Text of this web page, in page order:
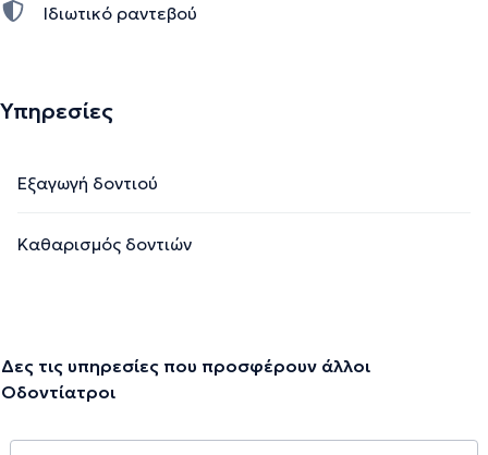
Ιδιωτικό ραντεβού
Υπηρεσίες
Εξαγωγή δοντιού
Καθαρισμός δοντιών
Δες τις υπηρεσίες που προσφέρουν άλλοι
Οδοντίατροι